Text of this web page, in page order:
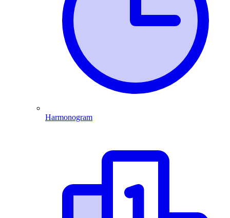
Harmonogram